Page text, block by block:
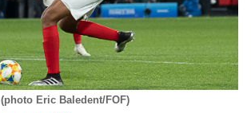
(photo Eric Baledent/FOF)